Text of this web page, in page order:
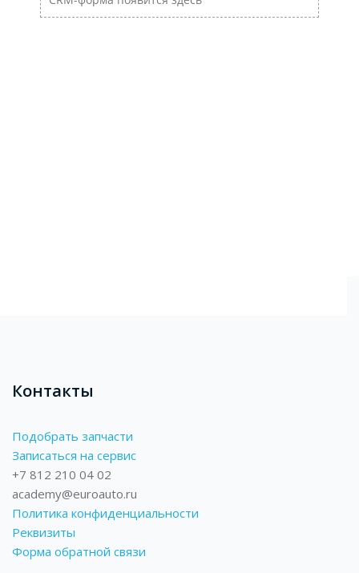
Контакты
Подобрать запчасти
Записаться на сервис
+7 812 210 04 02
academy@euroauto.ru
Политика конфиденциальности
Реквизиты
Форма обратной связи